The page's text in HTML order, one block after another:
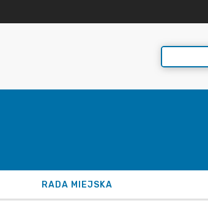
RADA MIEJSKA